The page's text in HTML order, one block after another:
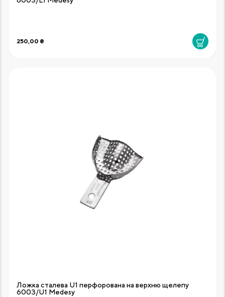
250,00 ₴
Ложка сталева U1 перфорована на верхню щелепу
6003/U1 Medesy